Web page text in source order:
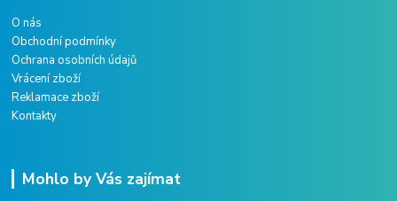
O nás
Obchodní podmínky
Ochrana osobních údajů
Vrácení zboží
Reklamace zboží
Kontakty
Mohlo by Vás zajímat